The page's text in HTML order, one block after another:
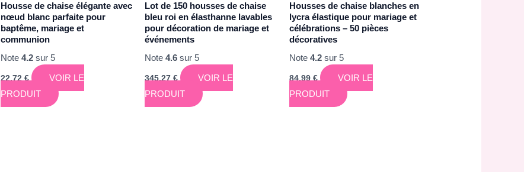
Housse de chaise élégante avec
nœud blanc parfaite pour
baptême, mariage et
communion
Note 4.2sur 5
22,72€
VOIR LE
PRODUIT
Lot de 150 housses de chaise
bleu roi en élasthanne lavables
pour décoration de mariage et
événements
Note4.6 sur 5
345,27€
VOIR LE
PRODUIT
Housses de chaise blanches en
lycra élastique pour mariage et
célébrations – 50 pièces
décoratives
Note4.2 sur 5
84,99€
VOIR LE
PRODUIT